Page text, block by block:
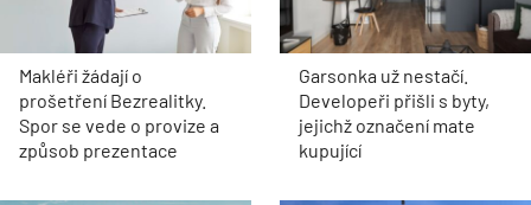
Makléři žádají o
prošetření Bezrealitky.
Spor se vede o provize a
způsob prezentace
Garsonka už nestačí.
Developeři přišli s byty,
jejichž označení mate
kupující